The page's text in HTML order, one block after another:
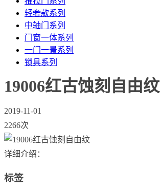
轻奢款系列
中轴门系列
门窗一体系列
一门一景系列
锁具系列
19006红古蚀刻自由纹
2019-11-01
2266次
详细介绍：
标签